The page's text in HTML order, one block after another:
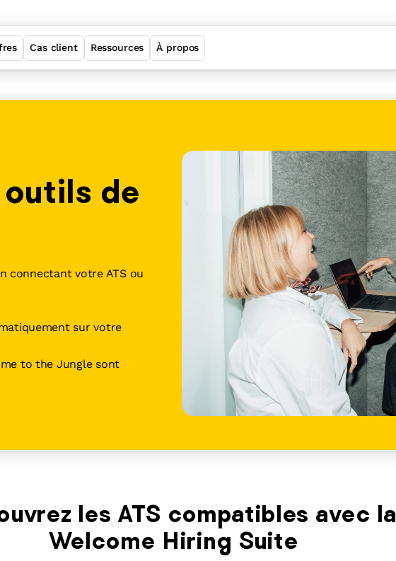
avec 4 produits pour
les talents faits
Welcome Sourcing
Welcome Job Matching
Cas client Ressources À propos
de
connectant votre ATS ou
sur votre
to the Jungle sont
les ATS compatibles avec la
Welcome Hiring Suite